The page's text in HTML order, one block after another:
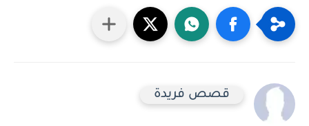
قصص فريدة